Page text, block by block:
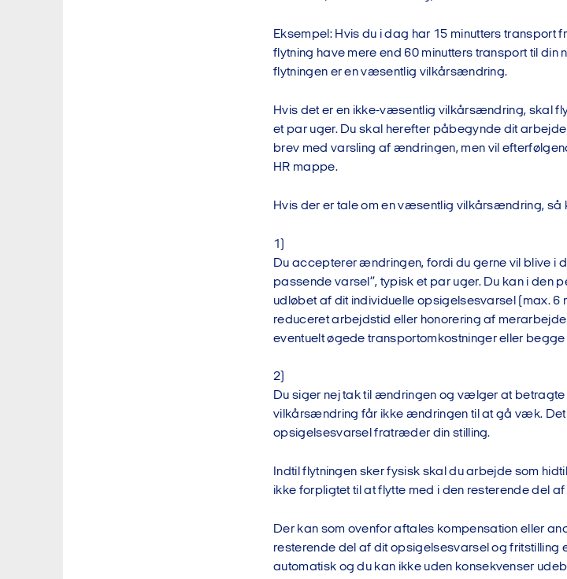
Eksempel: Hvis du i dag har 15 minutters
flytning have mere end 60 minutters transport til
flytningen er en væsentlig vilkårsændring.
Hvis det er en ikke-væsentlig vilkårsændring, skal
et par uger. Du skal herefter påbegynde dit
brev med varsling af ændringen, men vil
HR mappe.
Hvis der er tale om en væsentlig vilkårsændring,
1)
Du accepterer ændringen, fordi du gerne vil blive i
passende varsel”, typisk et par uger. Du kan i den
udløbet af dit individuelle opsigelsesvarsel (max.
reduceret arbejdstid eller honorering af
eventuelt øgede transportomkostninger eller begge
2)
Du siger nej tak til ændringen og vælger at
vilkårsændring får ikke ændringen til at gå væk.
opsigelsesvarsel fratræder din stilling.
Indtil flytningen sker fysisk skal du arbejde som
ikke forpligtet til at flytte med i den resterende del
Der kan som ovenfor aftales kompensation eller
resterende del af dit opsigelsesvarsel og fritstilling
automatisk og du kan ikke uden konsekvenser